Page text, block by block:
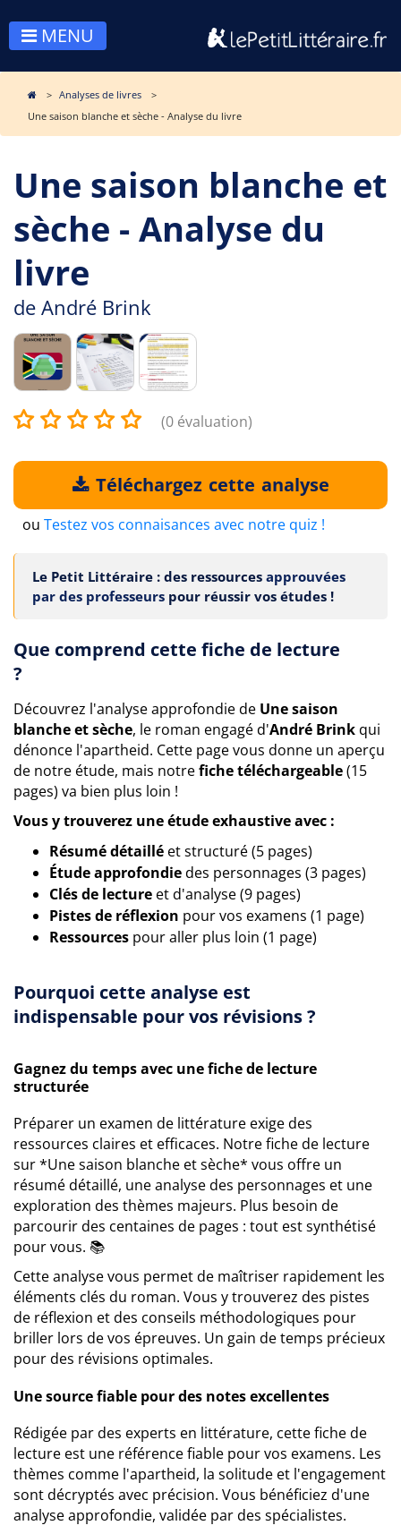
MENU
Analyses de livres
Une saison blanche et sèche - Analyse du livre
Une saison blanche et
sèche - Analyse du
livre
de André Brink
(0 évaluation)
Téléchargez cette analyse
ou Testez vos connaisances avec notre quiz !
Le Petit Littéraire : des ressources approuvées
par des professeurs pour réussir vos études !
Que comprend cette fiche de lecture
?
Découvrez l'analyse approfondie de Une saison
blanche et sèche, le roman engagé d'André Brink qui
dénonce l'apartheid. Cette page vous donne un aperçu
de notre étude, mais notrefiche téléchargeable(15
pages) va bien plus loin !
Vous y trouverez une étude exhaustive avec :
Résumé détaillé et structuré (5 pages)
Étude approfondiedes personnages (3 pages)
Clés de lecture et d'analyse (9 pages)
Pistes de réflexion pour vos examens (1 page)
Ressources pour aller plus loin (1 page)
Pourquoi cette analyse est
indispensable pour vos révisions ?
Gagnez du temps avec une fiche de lecture
structurée
Préparer un examen de littérature exige des
ressources claires et efficaces. Notre fiche de lecture
sur *Une saison blanche et sèche* vous offre un
résumé détaillé, une analyse des personnages et une
exploration des thèmes majeurs. Plus besoin de
parcourir des centaines de pages : tout est synthétisé
pour vous. 📚
Cette analyse vous permet de maîtriser rapidement les
éléments clés du roman. Vous y trouverez des pistes
de réflexion et des conseils méthodologiques pour
briller lors de vos épreuves. Un gain de temps précieux
pour des révisions optimales.
Une source fiable pour des notes excellentes
Rédigée par des experts en littérature, cette fiche de
lecture est une référence fiable pour vos examens. Les
thèmes comme l'apartheid, la solitude et l'engagement
sont décryptés avec précision. Vous bénéficiez d'une
analyse approfondie, validée par des spécialistes.